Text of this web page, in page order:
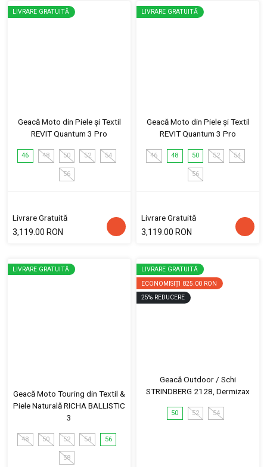
LIVRARE GRATUITĂ
Geacă Moto din Piele și Textil
REVIT Quantum 3 Pro
46 48 50 52 54
56
Livrare Gratuită
3,119.00 RON
LIVRARE GRATUITĂ
Geacă Moto din Piele și Textil
REVIT Quantum 3 Pro
46 48 50 52 54
56
Livrare Gratuită
3,119.00 RON
LIVRARE GRATUITĂ
Geacă Moto Touring din Textil &
Piele Naturală RICHA BALLISTIC
3
48 50 52 54 56
58
LIVRARE GRATUITĂ
ECONOMISIȚI 825.00 RON
25% REDUCERE
Geacă Outdoor / Schi
STRINDBERG 2128, Dermizax
50 52 54